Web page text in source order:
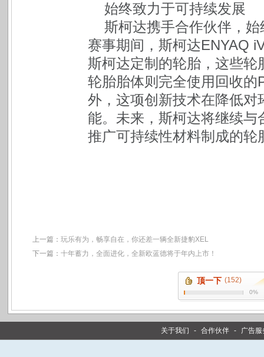
始终致力于可持续发展
斯柯达携手合作伙伴，
赛事期间，斯柯达ENYAQ
斯柯达定制的轮胎，这些
轮胎胎体则完全使用回收
外，这项创新技术在降低
能。未来，斯柯达将继续
推广可持续性材料制成的轮
上一篇： 玩乐有为，畅享自在，你还差一辆全新捷豹XEL
下一篇： 十年蓄力，全面进化，全新欧蓝德将于年内上市！
顶一下 (152)
0%
关于我们 - 合作伙伴 - 广告服